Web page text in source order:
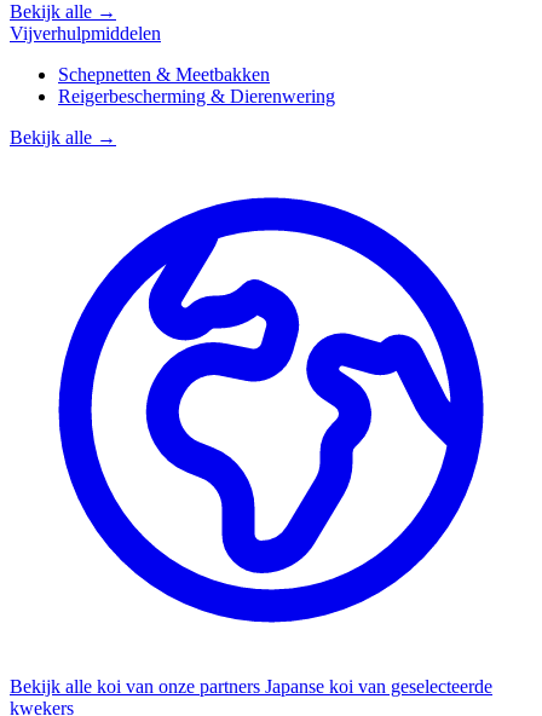
Bekijk alle →
Vijverhulpmiddelen
Schepnetten & Meetbakken
Reigerbescherming & Dierenwering
Bekijk alle →
Bekijk alle koi van onze partners Japanse koi van geselecteerde
kwekers